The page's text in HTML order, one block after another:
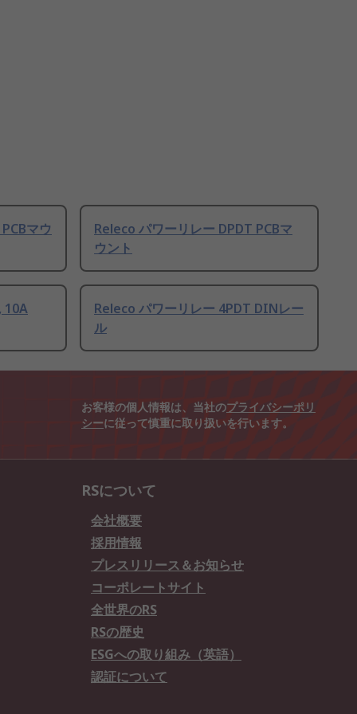
マウ
Releco パワーリレー DPDT PCBマ
ウント
10A
Releco パワーリレー 4PDT DINレー
ル
お客様の個人情報は、当社のプライバシーポリ
シーに従って慎重に取り扱いを行います。
RSについて
会社概要
採用情報
プレスリリース＆お知らせ
コーポレートサイト
全世界のRS
RSの歴史
ESGへの取り組み（英語）
認証について